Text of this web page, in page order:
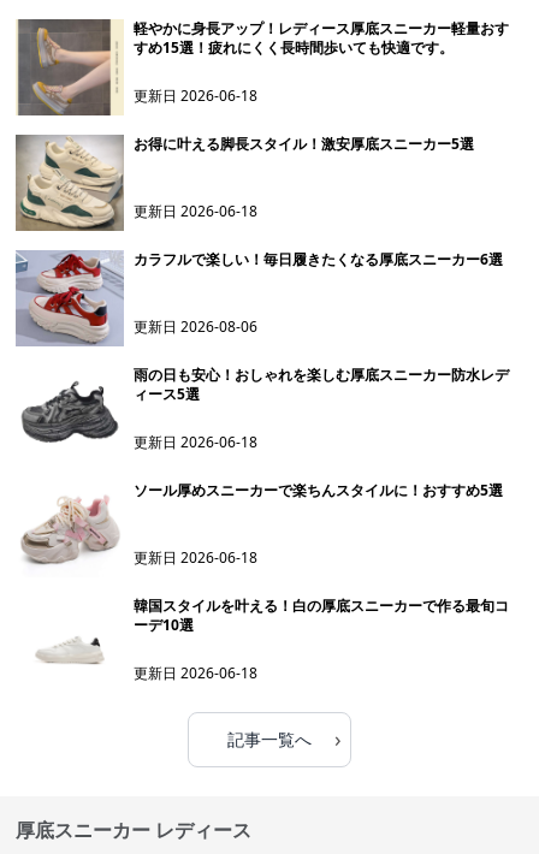
軽やかに身長アップ！レディース厚底スニーカー軽量おす
すめ15選！疲れにくく長時間歩いても快適です。
更新日2026-06-18
お得に叶える脚長スタイル！激安厚底スニーカー5選
更新日2026-06-18
カラフルで楽しい！毎日履きたくなる厚底スニーカー6選
更新日2026-08-06
雨の日も安心！おしゃれを楽しむ厚底スニーカー防水レデ
ィース5選
更新日2026-06-18
ソール厚めスニーカーで楽ちんスタイルに！おすすめ5選
更新日2026-06-18
韓国スタイルを叶える！白の厚底スニーカーで作る最旬コ
ーデ10選
更新日2026-06-18
記事一覧へ ›
厚底スニーカー レディース